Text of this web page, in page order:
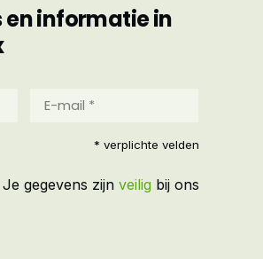
informatie in
mail
* verplichte velden
Je gegevens zijn veilig bij ons